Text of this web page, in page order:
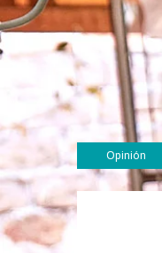
Opinión